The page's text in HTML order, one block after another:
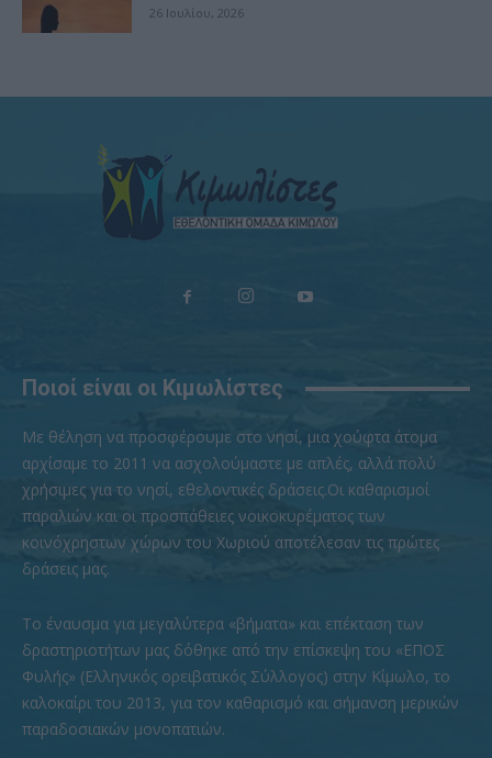
26 Ιουλίου, 2026
Ποιοί είναι οι Κιμωλίστες
Με θέληση να προσφέρουμε στο νησί, μια χούφτα άτομα
αρχίσαμε το 2011 να ασχολούμαστε με απλές, αλλά πολύ
χρήσιμες για το νησί, εθελοντικές δράσεις.Οι καθαρισμοί
παραλιών και οι προσπάθειες νοικοκυρέματος των
κοινόχρηστων χώρων του Χωριού αποτέλεσαν τις πρώτες
δράσεις μας.
To έναυσμα για μεγαλύτερα «βήματα» και επέκταση των
δραστηριοτήτων μας δόθηκε από την επίσκεψη του «ΕΠΟΣ
Φυλής» (Ελληνικός ορειβατικός Σύλλογος) στην Κίμωλο, το
καλοκαίρι του 2013, για τον καθαρισμό και σήμανση μερικών
παραδοσιακών μονοπατιών.